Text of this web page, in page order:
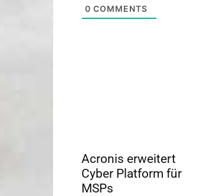
0 COMMENTS
Acronis erweitert
Cyber Platform für
MSPs